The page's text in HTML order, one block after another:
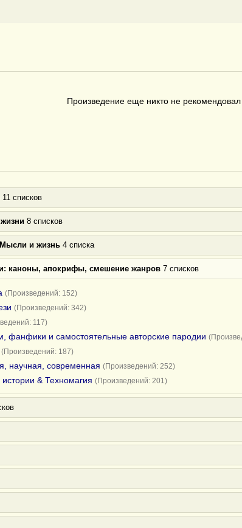
Произведение еще никто не рекомендовал
11 списков
8 списков
и жизнь 4 списка
каноны, апокрифы, смешение жанров 7 списков
(Произведений: 152)
(Произведений: 342)
117)
фанфики и самостоятельные авторские пародии
(Произведений: 187)
научная, современная (Произведений: 252)
& Техномагия (Произведений: 201)